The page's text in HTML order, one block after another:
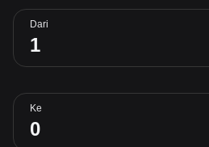
Dari
Ke